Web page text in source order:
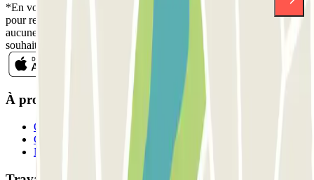
*En vous inscrivant, vous acceptez notre politique de confidentialité
pour recevoir des communications commerciales de Parclick. Sans
aucune obligation, vous pouvez vous désinscrire quand vous le
souhaitez dans la même newsletter.
À propos de Parclick
Qui sommes-nous ?
Comment ça marche?
Nos parkings